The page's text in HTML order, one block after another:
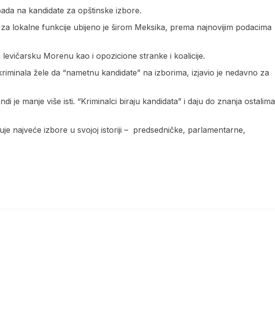
na kandidate za opštinske izbore.
lokalne funkcije ubijeno je širom Meksika, prema najnovijim podacima
Morenu kao i opozicione stranke i koalicije.
žele da “nametnu kandidate” na izborima, izjavio je nedavno za
je manje više isti. “Kriminalci biraju kandidata” i daju do znanja ostalima
najveće izbore u svojoj istoriji – predsedničke, parlamentarne,